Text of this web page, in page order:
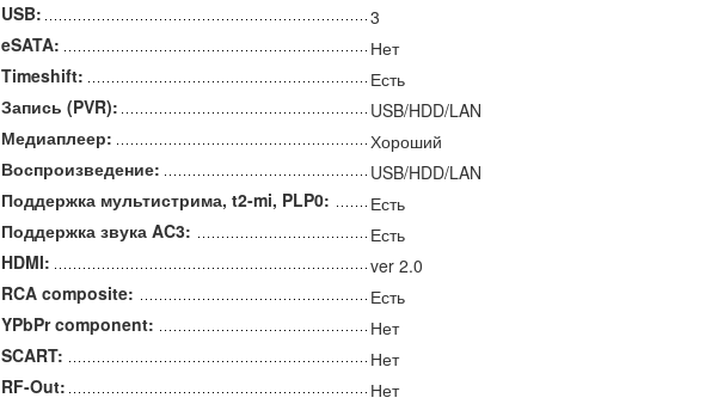
USB:
3
eSATA:
Нет
Timeshift:
Есть
Запись (PVR):
USB/HDD/LAN
Медиаплеер:
Хороший
Воспроизведение:
USB/HDD/LAN
Поддержка мультистрима, t2-mi, PLP0:
Есть
Поддержка звука AC3:
Есть
HDMI:
ver 2.0
RCA composite:
Есть
YPbPr component:
Нет
SCART:
Нет
RF-Out:
Нет